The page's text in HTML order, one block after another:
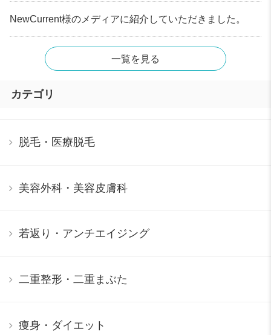
NewCurrent様のメディアに紹介していただきました。
一覧を見る
カテゴリ
脱毛・医療脱毛
美容外科・美容皮膚科
若返り・アンチエイジング
二重整形・二重まぶた
痩身・ダイエット